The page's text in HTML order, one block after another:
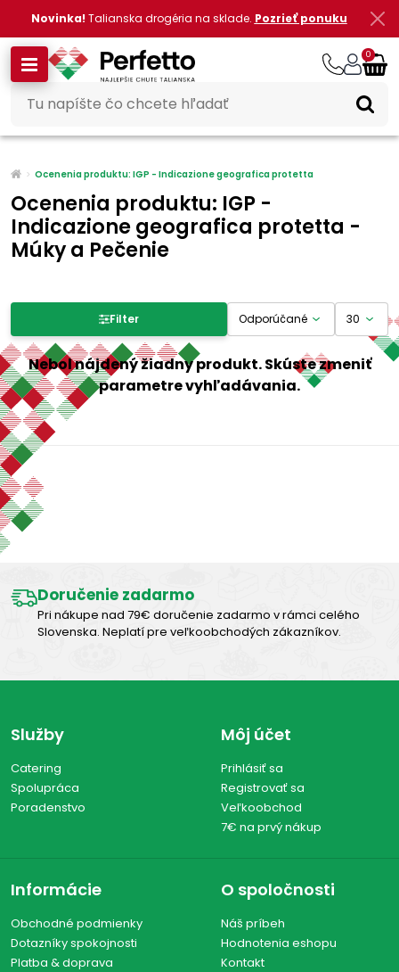
Novinka! Talianska drogéria na sklade. Pozrieť ponuku
0
Ocenenia produktu: IGP - Indicazione geografica protetta
Ocenenia produktu: IGP -
Indicazione geografica protetta -
Múky a Pečenie
Filter produktov
Cena
€
Vymazať filtre
Filter
Nebol nájdený žiadny produkt. Skúste zmeniť
parametre vyhľadávania.
Doručenie zadarmo
Pri nákupe nad 79€ doručenie zadarmo v rámci celého
Slovenska. Neplatí pre veľkoobchodých zákazníkov.
Služby
Catering
Spolupráca
Poradenstvo
Môj účet
Prihlásiť sa
Registrovať sa
Veľkoobchod
7€ na prvý nákup
Informácie
Obchodné podmienky
Dotazníky spokojnosti
Platba & doprava
O spoločnosti
Náš príbeh
Hodnotenia eshopu
Kontakt